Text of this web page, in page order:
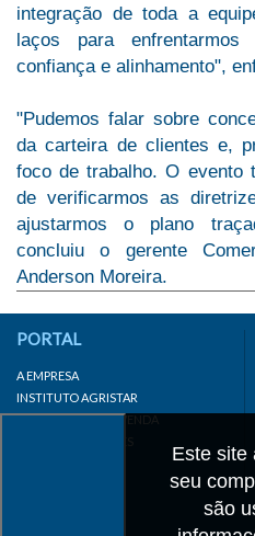
integração de toda a
laços para
confiança e alinhamento",
"Pudemos falar sobre
da carteira de clientes e,
foco de trabalho. O evento
de verificarmos as
ajustarmos o plano
concluiu o gerente
Anderson Moreira.
Este site
seu
são
PORTAL
A EMPRESA
INSTITUTO AGRISTAR
DISTRIBUIDOR/REVENDA
LINKS IMPORTANTES